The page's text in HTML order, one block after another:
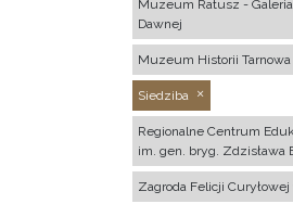
Muzeum Ratusz -
Dawnej
Muzeum Historii
Siedziba
Regionalne Centrum
im. gen. bryg. Zdzisława
Zagroda Felicji